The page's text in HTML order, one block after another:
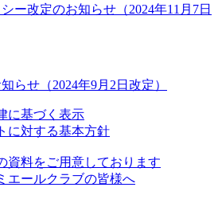
ー改定のお知らせ（2024年11月7日
らせ（2024年9月2日改定）
に基づく表示
に対する基本方針
資料をご用意しております
エールクラブの皆様へ